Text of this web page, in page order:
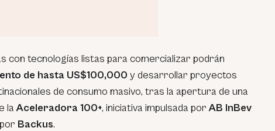
con tecnologías listas para comercializar podrán
de hasta US$100,000 y desarrollar proyectos
de consumo masivo, tras la apertura de una
laAceleradora 100+, iniciativa impulsada porAB InBev
Backus.